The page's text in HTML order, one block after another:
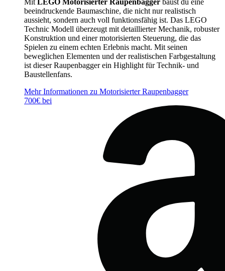
beeindruckende Baumaschine, die nicht nur realistisch
aussieht, sondern auch voll funktionsfähig ist. Das LEGO
Technic Modell überzeugt mit detaillierter Mechanik, robuster
Konstruktion und einer motorisierten Steuerung, die das
Spielen zu einem echten Erlebnis macht. Mit seinen
beweglichen Elementen und der realistischen Farbgestaltung
ist dieser Raupenbagger ein Highlight für Technik- und
Baustellenfans.
Mehr Informationen zu Motorisierter Raupenbagger
700€ bei